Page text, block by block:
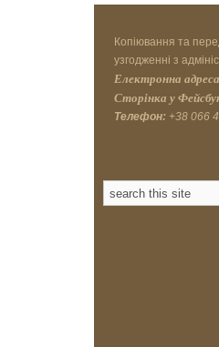
Копіювання та
узгодженні з
Електронна
Сторінка у
Телефон: +38 066